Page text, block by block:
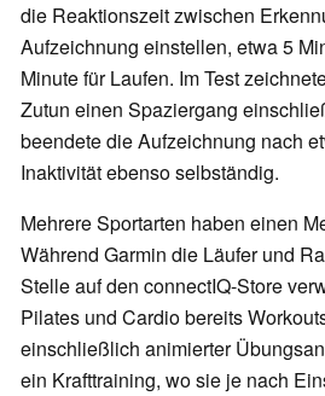
die Reaktionszeit zwischen
Aufzeichnung einstellen, etwa 5
Minute für Laufen. Im Test
Zutun einen Spaziergang
beendete die Aufzeichnung nach
Inaktivität ebenso selbständig.
Mehrere Sportarten haben einen
Während Garmin die Läufer und
Stelle auf den connectIQ-Store
Pilates und Cardio bereits
einschließlich animierter
ein Krafttraining, wo sie je nach